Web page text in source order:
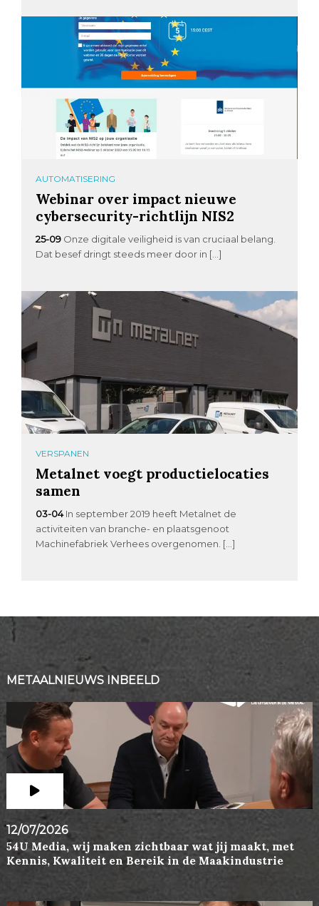
AUTOMATISERING
Webinar over impact nieuwe
cybersecurity-richtlijn NIS2
25-09 Onze digitale veiligheid is van cruciaal belang.
Dat besef dringt steeds meer door in […]
VERSPANEN
Metalnet voegt productielocaties
samen
03-04 In september 2019 heeft Metalnet de
activiteiten van branche- en plaatsgenoot
Machinefabriek Verhees overgenomen. […]
METAALNIEUWS INBEELD
12/07/2026
54U Media, wij maken zichtbaar wat jij maakt, met
Kennis, Kwaliteit en Bereik in de Maakindustrie